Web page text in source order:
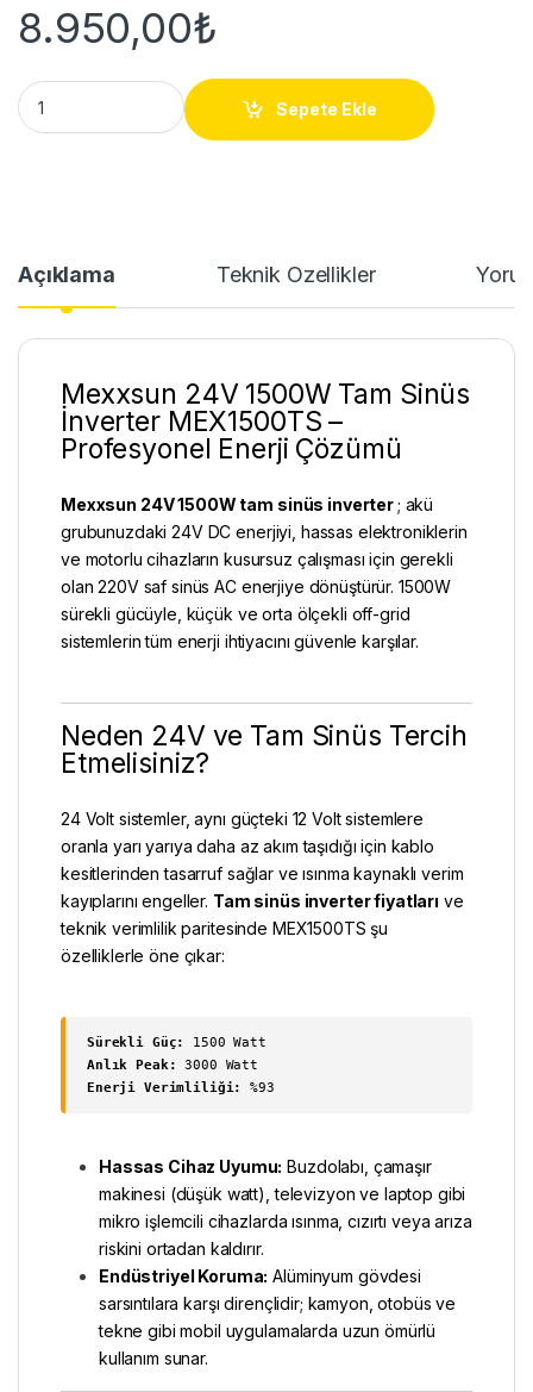
8.950,00₺
Mexxsun 24V 1500W Tam Sinüs İnverter quantity
Sepete Ekle
Açıklama Teknik Özellikler
Mexxsun 24V 1500W Tam Sinüs
İnverter MEX1500TS –
Profesyonel Enerji Çözümü
Mexxsun 24V 1500W tam sinüs inverter; akü
grubunuzdaki 24V DC enerjiyi, hassas elektroniklerin
ve motorlu cihazların kusursuz çalışması için gerekli
olan 220V saf sinüs AC enerjiye dönüştürür. 1500W
sürekli gücüyle, küçük ve orta ölçekli off-grid
sistemlerin tüm enerji ihtiyacını güvenle karşılar.
Neden 24V ve Tam Sinüs Tercih
Etmelisiniz?
24 Volt sistemler, aynı güçteki 12 Volt sistemlere
oranla yarı yarıya daha az akım taşıdığı için kablo
kesitlerinden tasarruf sağlar ve ısınma kaynaklı verim
kayıplarını engeller. Tam sinüs inverter fiyatları ve
teknik verimlilik paritesinde MEX1500TS şu
özelliklerle öne çıkar:
Sürekli Güç:
1500 Watt
Anlık Peak: 3000 Watt
Enerji Verimliliği:
%93
Hassas Cihaz Uyumu: Buzdolabı, çamaşır
makinesi (düşük watt), televizyon ve laptop gibi
mikro işlemcili cihazlarda ısınma, cızırtı veya arıza
riskini ortadan kaldırır.
Endüstriyel Koruma: Alüminyum gövdesi
sarsıntılara karşı dirençlidir; kamyon, otobüs ve
tekne gibi mobil uygulamalarda uzun ömürlü
kullanım sunar.